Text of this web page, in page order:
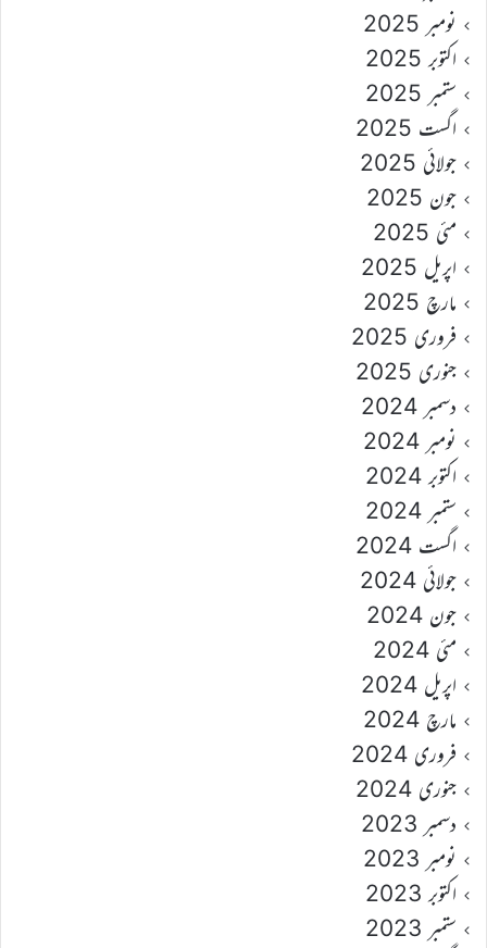
نومبر 2025
اکتوبر 2025
ستمبر 2025
اگست 2025
جولائی 2025
جون 2025
مئی 2025
اپریل 2025
مارچ 2025
فروری 2025
جنوری 2025
دسمبر 2024
نومبر 2024
اکتوبر 2024
ستمبر 2024
اگست 2024
جولائی 2024
جون 2024
مئی 2024
اپریل 2024
مارچ 2024
فروری 2024
جنوری 2024
دسمبر 2023
نومبر 2023
اکتوبر 2023
ستمبر 2023